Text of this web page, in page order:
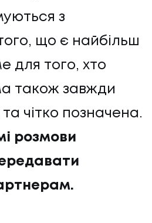
з
що є найбільш
для того, хто
також завжди
чітко позначена.
розмови